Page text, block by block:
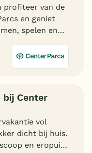
profiteer van de
en geniet
spelen en
bij Center
vol
dicht bij huis.
en eropuit.